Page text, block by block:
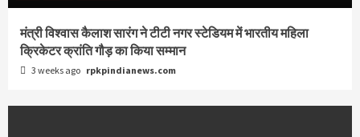
मंत्री विश्वास कैलाश सारंग ने टीटी नगर स्टेडियम में भारतीय महिला
क्रिकेटर क्रांति गौड़ का किया सम्मान
3 weeks ago rpkpindianews.com